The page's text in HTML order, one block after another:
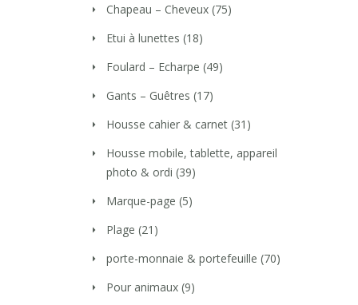
Chapeau – Cheveux (75)
Etui à lunettes (18)
Foulard – Echarpe (49)
Gants – Guêtres (17)
Housse cahier & carnet (31)
Housse mobile, tablette, appareil
photo & ordi (39)
Marque-page (5)
Plage (21)
porte-monnaie & portefeuille (70)
Pour animaux (9)